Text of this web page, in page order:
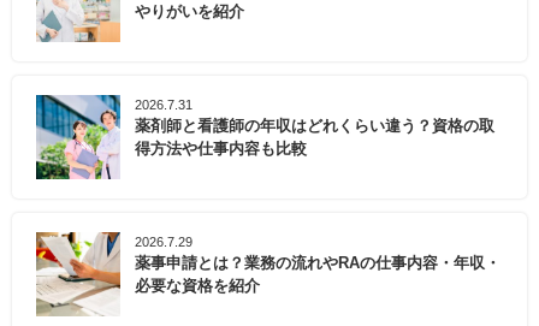
やりがいを紹介
2026.7.31
薬剤師と看護師の年収はどれくらい違う？資格の取
得方法や仕事内容も比較
2026.7.29
薬事申請とは？業務の流れやRAの仕事内容・年収・
必要な資格を紹介